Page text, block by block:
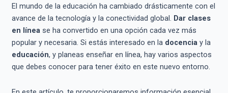
El mundo de la educación ha cambiado drásticamente con el
avance de la tecnología y la conectividad global. Dar clases
en línease ha convertido en una opción cada vez más
popular y necesaria. Si estás interesado en la docenciay la
educación, y planeas enseñar en línea, hay varios aspectos
que debes conocer para tener éxito en este nuevo entorno.